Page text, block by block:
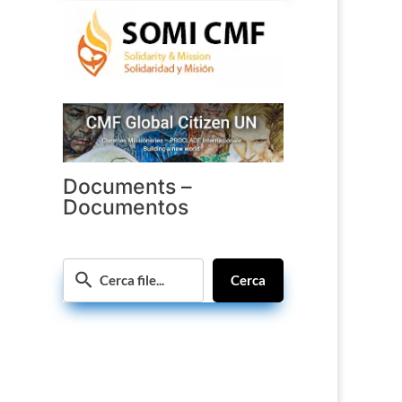
Documents –
Documentos
Cerca